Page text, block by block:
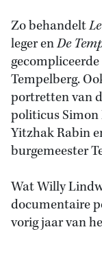
Zo behandelt
leger enDe
Tempelberg.
portretten van
politicus Simon
Yitzhak Rabin
burgemeester
Wat Willy
documentaire
vorig jaar van